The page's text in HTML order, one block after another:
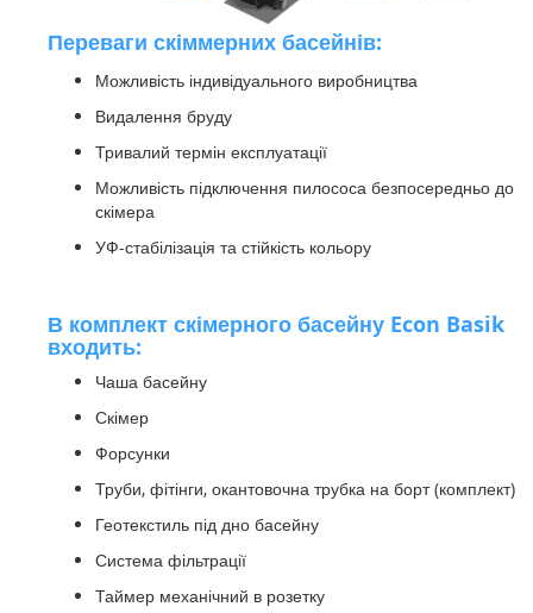
Переваги скіммерних басейнів:
Можливість індивідуального виробництва
Видалення бруду
Тривалий термін експлуатації
Можливість підключення пилососа безпосередньо до
скімера
УФ-стабілізація та стійкість кольору
В комплект скімерного басейну Econ Basik
входить:
Чаша басейну
Скімер
Форсунки
Труби, фітінги, окантовочна трубка на борт (комплект)
Геотекстиль під дно басейну
Система фільтрації
Таймер механічний в розетку